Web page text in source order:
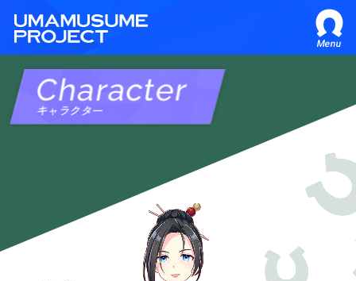
Menu
Character
キャラクター